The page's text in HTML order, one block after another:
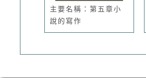
主要名稱：第五章小
說的寫作